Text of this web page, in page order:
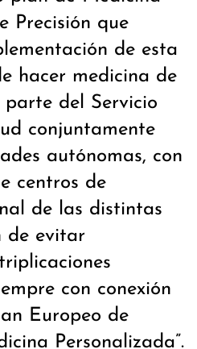
Precisión que
de esta
hacer medicina de
del Servicio
conjuntamente
autónomas, con
centros de
de las distintas
de evitar
con conexión
Europeo de
Personalizada”.